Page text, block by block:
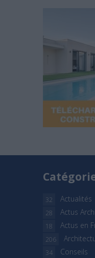
Actualités
32
Actus
28
Actus en
18
206
Conseils
34